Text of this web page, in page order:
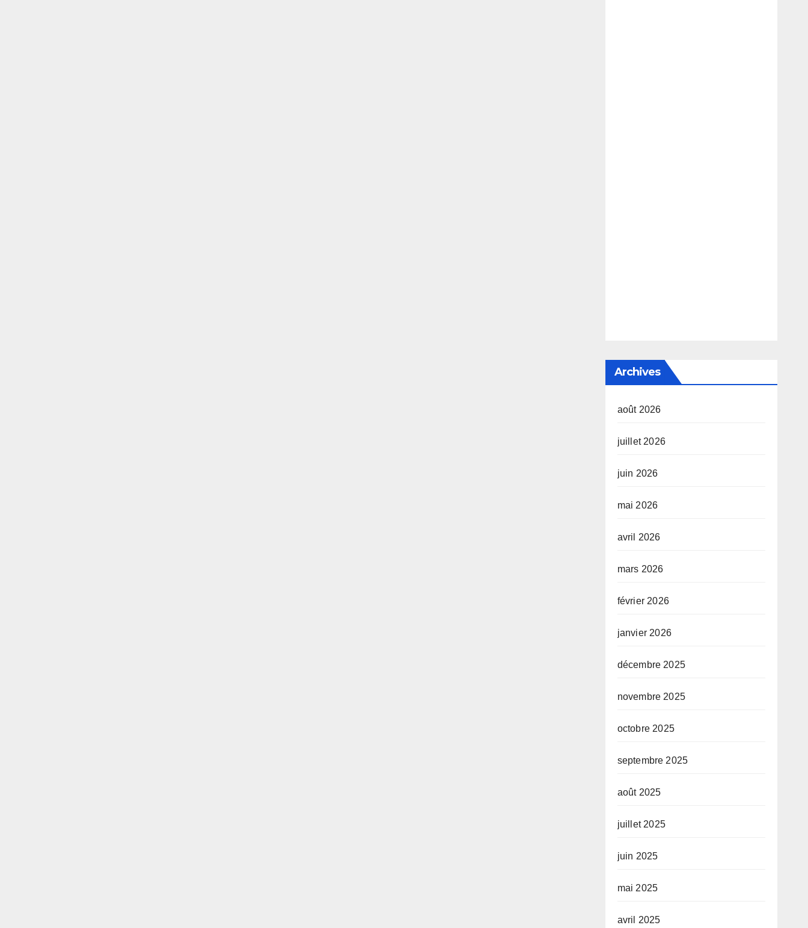
Archives
août 2026
juillet 2026
juin 2026
mai 2026
avril 2026
mars 2026
février 2026
janvier 2026
décembre 2025
novembre 2025
octobre 2025
septembre 2025
août 2025
juillet 2025
juin 2025
mai 2025
avril 2025